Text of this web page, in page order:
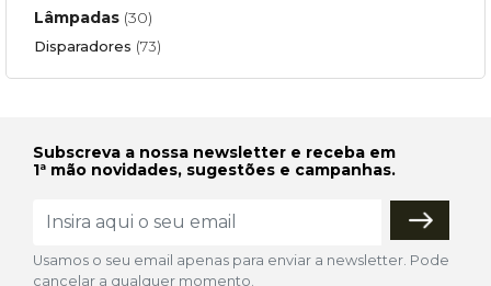
Lâmpadas (30)
Disparadores (73)
Subscreva a nossa newsletter e receba em
1ª mão novidades, sugestões e campanhas.
Usamos o seu email apenas para enviar a newsletter. Pode
cancelar a qualquer momento.